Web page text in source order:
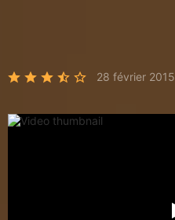
28 février 2015